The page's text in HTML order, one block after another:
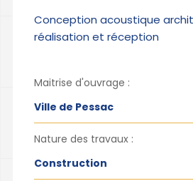
Conception acoustique
réalisation et réception
Maitrise d'ouvrage :
Ville de Pessac
Nature des travaux :
Construction